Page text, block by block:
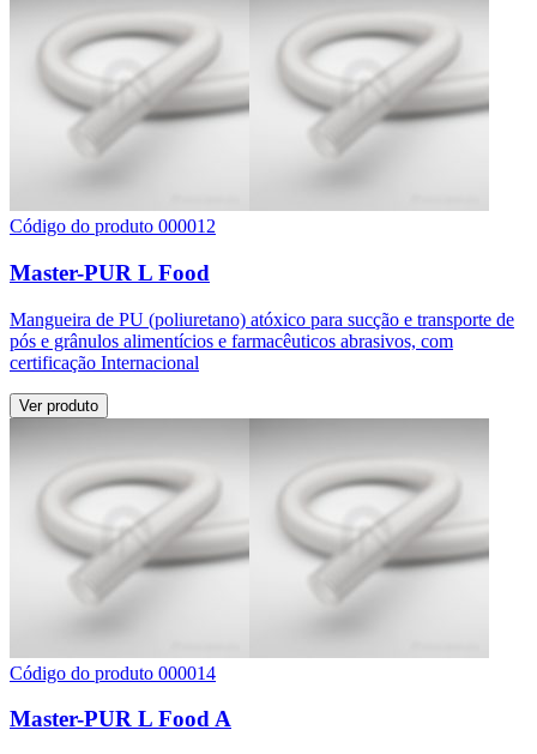
Código do produto 000012
Master-PUR L Food
Mangueira de PU (poliuretano) atóxico para sucção e transporte de
pós e grânulos alimentícios e farmacêuticos abrasivos, com
certificação Internacional
Ver produto
Código do produto 000014
Master-PUR L Food A